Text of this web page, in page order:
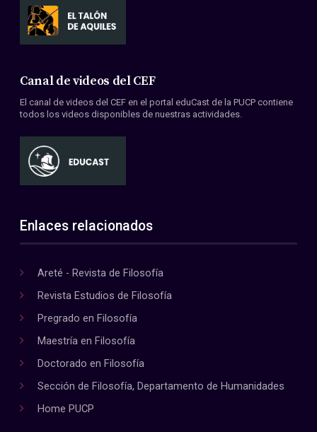
Canal de videos del CEF
El canal de videos del CEF en el portal eduCast de la PUCP contiene
todos los videos disponibles de nuestras actividades.
Enlaces relacionados
Areté - Revista de Filosofía
Revista Estudios de Filosofía
Pregrado en Filosofía
Maestría en Filosofía
Doctorado en Filosofía
Sección de Filosofía, Departamento de Humanidades
Home PUCP